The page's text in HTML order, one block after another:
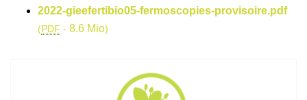
2022-gieefertibio05-fermoscopies-provisoire.pdf
(PDF - 8.6 Mio)